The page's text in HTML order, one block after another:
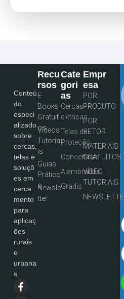
Conteú
do
especi
alizado
sobre
cercas,
telas e
soluçõ
es em
cerca
mento
para
aplicaç
ões
rurais
e
urbana
s.
Cate
Gori
As
Cercas
elétricas
Telas de
Proteção
Concertinas
Alambrados
Gradis
Empr
Esa
POR
PRODUTO
POR
SETOR
MATERIAIS
GRATUITOS
VÍDEO
TUTORIAIS
Recu
Rsos
E-
Books
Gratuit
os
Vídeos
Tutoria
is
Guias
Prático
s
Newsle
tter